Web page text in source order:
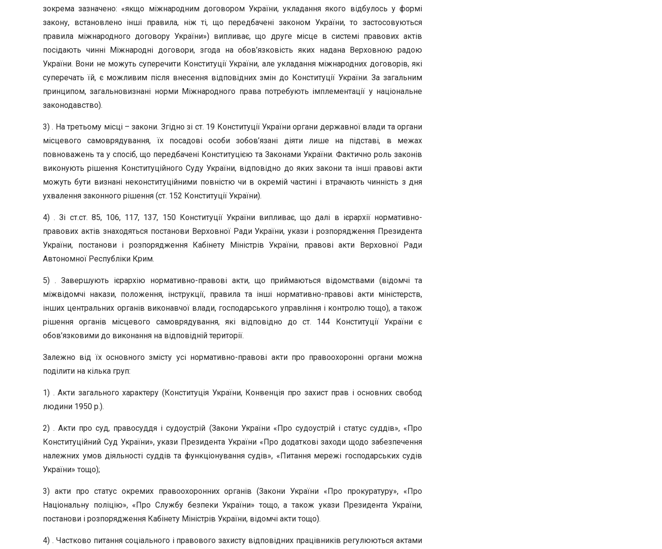
зокрема зазначено: «якщо міжнародним договором України, укладання якого відбулось у формі
закону, встановлено інші правила, ніж ті, що передбачені законом України, то застосовуються
правила міжнародного договору України») випливає, що друге місце в системі правових актів
посідають чинні Міжнародні договори, згода на обов’язковість яких надана Верховною радою
України. Вони не можуть суперечити Конституції України, але укладання міжнародних договорів, які
суперечать їй, є можливим після внесення відповідних змін до Конституції України. За загальним
принципом, загальновизнані норми Міжнародного права потребують імплементації у національне
законодавство).
3) . На третьому місці – закони. Згідно зі ст. 19 Конституції України органи державної влади та органи
місцевого самоврядування, їх посадові особи зобов’язані діяти лише на підставі, в межах
повноважень та у спосіб, що передбачені Конституцією та Законами України. Фактично роль законів
виконують рішення Конституційного Суду України, відповідно до яких закони та інші правові акти
можуть бути визнані неконституційними повністю чи в окремій частині і втрачають чинність з дня
ухвалення законного рішення (ст. 152 Конституції України).
4) . Зі ст.ст. 85, 106, 117, 137, 150 Конституції України випливає, що далі в ієрархії нормативно-
правових актів знаходяться постанови Верховної Ради України, укази і розпорядження Президента
України, постанови і розпорядження Кабінету Міністрів України, правові акти Верховної Ради
Автономної Республіки Крим.
5) . Завершують ієрархію нормативно-правові акти, що приймаються відомствами (відомчі та
міжвідомчі накази, положення, інструкції, правила та інші нормативно-правові акти міністерств,
інших центральних органів виконавчої влади, господарського управління і контролю тощо), а також
рішення органів місцевого самоврядування, які відповідно до ст. 144 Конституції України є
обов’язковими до виконання на відповідній території.
Залежно від їх основного змісту усі нормативно-правові акти про правоохоронні органи можна
поділити на кілька груп:
1) . Акти загального характеру (Конституція України, Конвенція про захист прав і основних свобод
людини 1950 р.).
2) . Акти про суд, правосуддя і судоустрій (Закони України «Про судоустрій і статус суддів», «Про
Конституційний Суд України», укази Президента України «Про додаткові заходи щодо забезпечення
належних умов діяльності суддів та функціонування судів», «Питання мережі господарських судів
України» тощо);
3) акти про статус окремих правоохоронних органів (Закони України «Про прокуратуру», «Про
Національну поліцію», «Про Службу безпеки України» тощо, а також укази Президента України,
постанови і розпорядження Кабінету Міністрів України, відомчі акти тощо).
4) . Частково питання соціального і правового захисту відповідних працівників регулюються актами